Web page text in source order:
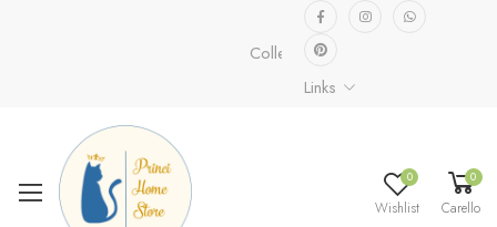
Collezione speciale già disponibile.
Links
0
Wishlist
0
Carello